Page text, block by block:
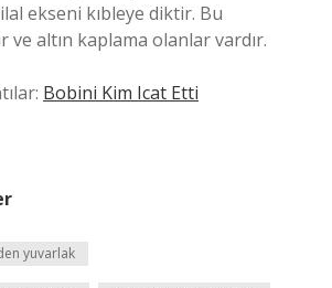
ekseni kıbleye diktir. Bu
ve altın kaplama olanlar vardır.
Bobini Kim Icat Etti
yuvarlak